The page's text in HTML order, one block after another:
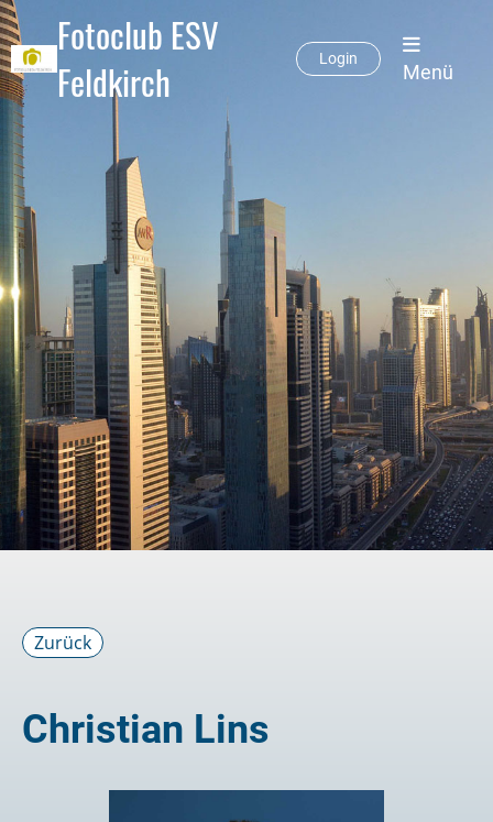
Fotoclub ESV
Feldkirch
Login
Menü
Zurück
Christian Lins